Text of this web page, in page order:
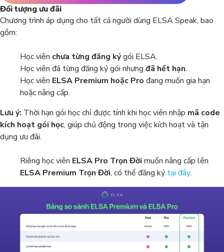
Đối tượng ưu đãi
Chương trình áp dụng cho tất cả người dùng ELSA Speak, bao
gồm:
Học viên chưa từng đăng kýgói ELSA.
Học viên đã từng đăng ký gói nhưng đã hết hạn.
Học viên ELSA Premium hoặc Pro đang muốn gia hạn
hoặc nâng cấp.
Lưu ý: Thời hạn gói học chỉ được tính khi học viên nhập mã code
kích hoạt gói học, giúp chủ động trong việc kích hoạt và tận
dụng ưu đãi.
Riêng học viên ELSA Pro Trọn Đời muốn nâng cấp lên
ELSA Premium Trọn Đời, có thể đăng ký tại đây.